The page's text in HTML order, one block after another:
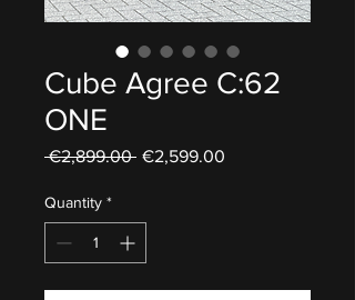
Cube Agree C:62
ONE
€2,899.00 Regular
€2,599.00
Quantity *